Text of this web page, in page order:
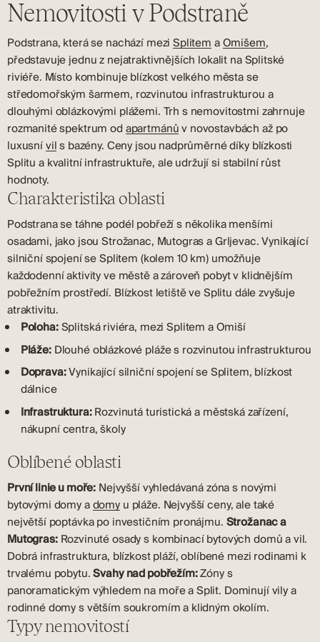
Nemovitosti v Podstraně
Podstrana, která se nachází meziSplitem aOmišem,
představuje jednu z nejatraktivnějších lokalit na Splitské
riviéře. Místo kombinuje blízkost velkého města se
středomořským šarmem, rozvinutou infrastrukturou a
dlouhými oblázkovými plážemi. Trh s nemovitostmi zahrnuje
rozmanité spektrum od apartmánův novostavbách až po
luxusnívils bazény. Ceny jsou nadprůměrné díky blízkosti
Splitu a kvalitní infrastruktuře, ale udržují si stabilní růst
hodnoty.
Charakteristika oblasti
Podstrana se táhne podél pobřeží s několika menšími
osadami, jako jsou Strožanac, Mutogras a Grljevac. Vynikající
silniční spojení se Splitem (kolem 10 km) umožňuje
každodenní aktivity ve městě a zároveň pobyt v klidnějším
pobřežním prostředí. Blízkost letiště ve Splitu dále zvyšuje
atraktivitu.
Poloha:Splitská riviéra, mezi Splitem a Omiší
Pláže:Dlouhé oblázkové pláže s rozvinutou infrastrukturou
Doprava:Vynikající silniční spojení se Splitem, blízkost
dálnice
Infrastruktura:Rozvinutá turistická a městská zařízení,
nákupní centra, školy
Oblíbené oblasti
První linie u moře: Nejvyšší vyhledávaná zóna s novými
bytovými domy adomy u pláže. Nejvyšší ceny, ale také
největší poptávka po investičním pronájmu. Strožanac a
Mutogras:Rozvinuté osady s kombinací bytových domů a vil.
Dobrá infrastruktura, blízkost pláží, oblíbené mezi rodinami k
trvalému pobytu.Svahy nad pobřežím:Zóny s
panoramatickým výhledem na moře a Split. Dominují vily a
rodinné domy s větším soukromím a klidným okolím.
Typy nemovitostí